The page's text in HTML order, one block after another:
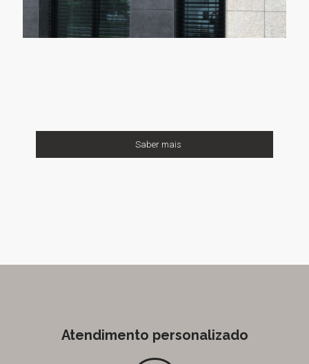
Saber mais
Atendimento personalizado